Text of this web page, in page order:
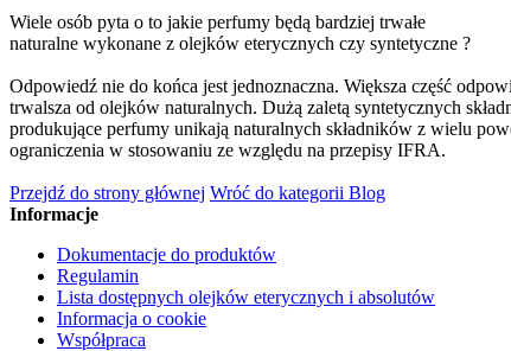
Wiele osób pyta o to jakie perfumy będą bardziej trwałe
naturalne wykonane z olejków eterycznych czy syntetyczne ?
Odpowiedź nie do końca jest jednoznaczna. Większa część
trwalsza od olejków naturalnych. Dużą zaletą syntetycznych
produkujące perfumy unikają naturalnych składników z wielu
ograniczenia w stosowaniu ze względu na przepisy IFRA.
Przejdź do strony głównej Wróć do kategorii Blog
Informacje
Dokumentacje do produktów
Regulamin
Lista dostępnych olejków eterycznych i absolutów
Informacja o cookie
Współpraca